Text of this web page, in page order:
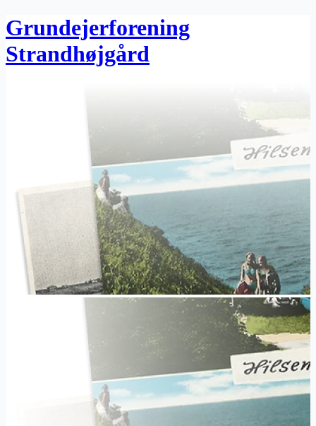
Grundejerforening
Strandhøjgård